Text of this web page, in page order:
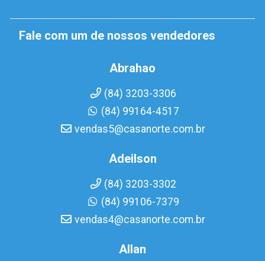
Fale com um de nossos vendedores
Abrahao
(84) 3203-3306
(84) 99164-4517
vendas5@casanorte.com.br
Adeilson
(84) 3203-3302
(84) 99106-7379
vendas4@casanorte.com.br
Allan